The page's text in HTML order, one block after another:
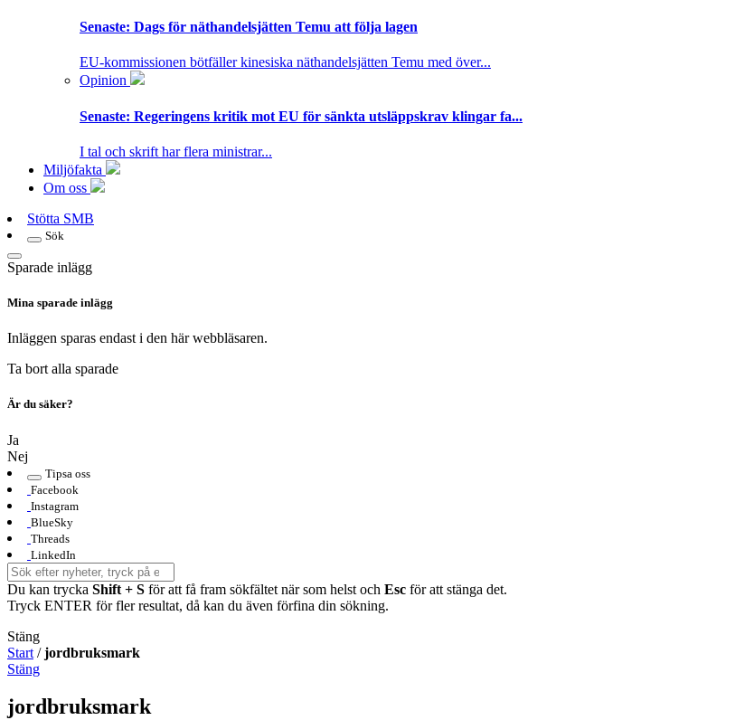
Senaste: Dags för näthandelsjätten Temu att följa lagen
EU-kommissionen bötfäller kinesiska näthandelsjätten Temu med över...
Opinion
Senaste: Regeringens kritik mot EU för sänkta utsläppskrav klingar fa...
I tal och skrift har flera ministrar...
Miljöfakta
Om oss
Stötta SMB
Sök
Sparade inlägg
Mina sparade inlägg
Inläggen sparas endast i den här webbläsaren.
Ta bort alla sparade
Är du säker?
Ja
Nej
Tipsa oss
Facebook
Instagram
BlueSky
Threads
LinkedIn
Du kan trycka Shift + S för att få fram sökfältet när som helst och Esc för att stänga det.
Tryck ENTER för fler resultat, då kan du även förfina din sökning.
Stäng
Start /jordbruksmark
Stäng
jordbruksmark